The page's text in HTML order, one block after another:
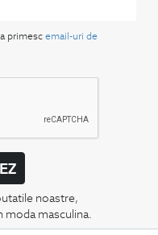
primesc email-uri de
noastre,
moda masculina.